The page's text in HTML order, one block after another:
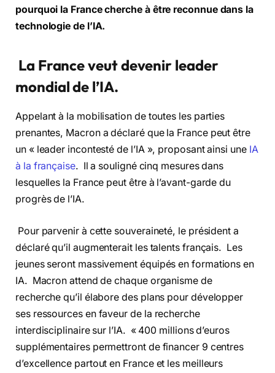
pourquoi la France cherche à être reconnue dans la
technologie de l’IA.
La France veut devenir leader
mondial de l’IA.
Appelant à la mobilisation de toutes les parties
prenantes, Macron a déclaré que la France peut être
un « leader incontesté de l’IA », proposant ainsi une IA
à la française. Il a souligné cinq mesures dans
lesquelles la France peut être à l’avant-garde du
progrès de l’IA.
Pour parvenir à cette souveraineté, le président a
déclaré qu’il augmenterait les talents français. Les
jeunes seront massivement équipés en formations en
IA. Macron attend de chaque organisme de
recherche qu’il élabore des plans pour développer
ses ressources en faveur de la recherche
interdisciplinaire sur l’IA. « 400 millions d’euros
supplémentaires permettront de financer 9 centres
d’excellence partout en France et les meilleurs